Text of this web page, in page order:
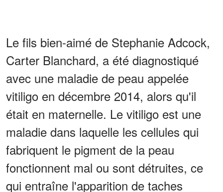
Le fils bien-aimé de Stephanie Adcock,
Carter Blanchard, a été diagnostiqué
avec une maladie de peau appelée
vitiligo en décembre 2014, alors qu'il
était en maternelle. Le vitiligo est une
maladie dans laquelle les cellules qui
fabriquent le pigment de la peau
fonctionnent mal ou sont détruites, ce
qui entraîne l'apparition de taches